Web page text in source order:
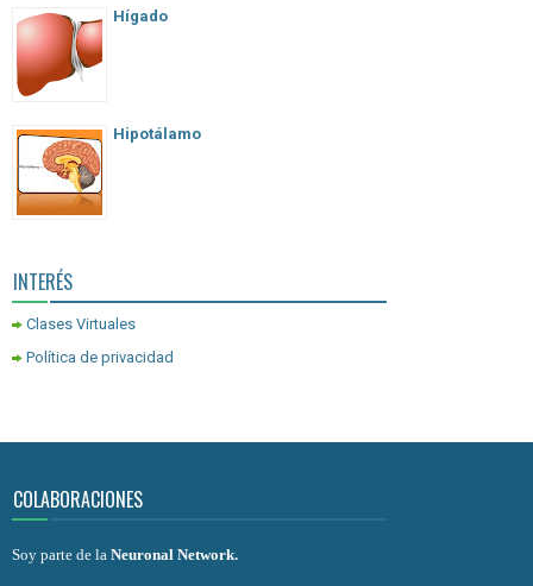
Hígado
Hipotálamo
INTERÉS
Clases Virtuales
Política de privacidad
COLABORACIONES
Soy parte de la Neuronal Network.